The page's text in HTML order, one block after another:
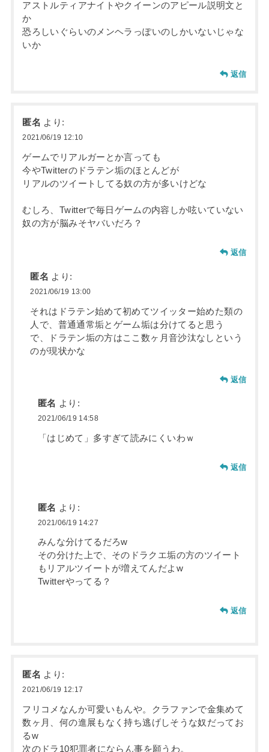
アストルティアナイトやクイーンのアピール説明文と
か
恐ろしいぐらいのメンヘラっぽいのしかいないじゃな
いか
返信
匿名 より:
2021/06/19 12:10
ゲームでリアルガーとか言っても
今やTwitterのドラテン垢のほとんどが
リアルのツイートしてる奴の方が多いけどな
むしろ、Twitterで毎日ゲームの内容しか呟いていない
奴の方が脳みそヤバいだろ？
返信
匿名 より:
2021/06/19 13:00
それはドラテン始めて初めてツイッター始めた類の
人で、普通通常垢とゲーム垢は分けてると思う
で、ドラテン垢の方はここ数ヶ月音沙汰なしという
のが現状かな
返信
匿名 より:
2021/06/19 14:58
「はじめて」多すぎて読みにくいわｗ
返信
匿名 より:
2021/06/19 14:27
みんな分けてるだろw
その分けた上で、そのドラクエ垢の方のツイート
もリアルツイートが増えてんだよw
Twitterやってる？
返信
匿名 より:
2021/06/19 12:17
フリコメなんか可愛いもんや。クラファンで金集めて
数ヶ月、何の進展もなく持ち逃げしそうな奴だってお
るw
次のドラ10犯罪者にならん事を願うわ。